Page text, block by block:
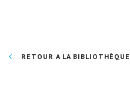
RETOUR A LA BIBLIOTHÈQUE